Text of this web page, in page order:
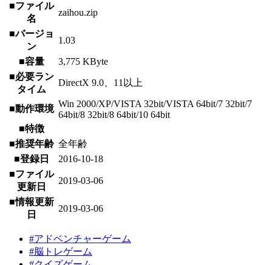
■ファイル
名
zaihou.zip
■バージョ
ン
1.03
■容量
3,775 KByte
■必要ラン
タイム
DirectX 9.0、11以上
■動作環境 Win 2000/XP/VISTA 32bit/VISTA 64bit/7 32bit/7
64bit/8 32bit/8 64bit/10 64bit
■特徴
■推奨年齢 全年齢
■登録日
2016-10-18
■ファイル
更新日
2019-03-06
■情報更新
日
2019-03-06
#アドベンチャーゲーム
#脳トレゲーム